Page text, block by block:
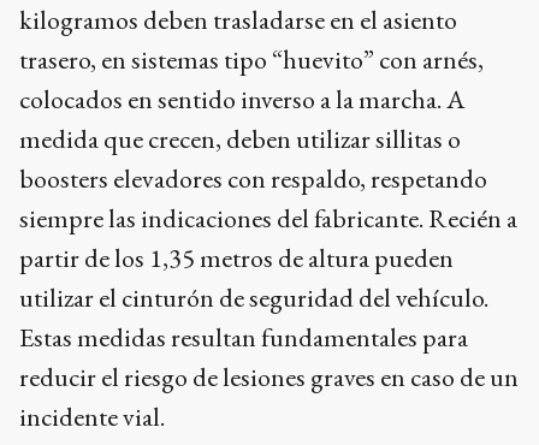
kilogramos deben trasladarse en el asiento
trasero, en sistemas tipo “huevito” con arnés,
colocados en sentido inverso a la marcha. A
medida que crecen, deben utilizar sillitas o
boosters elevadores con respaldo, respetando
siempre las indicaciones del fabricante. Recién a
partir de los 1,35 metros de altura pueden
utilizar el cinturón de seguridad del vehículo.
Estas medidas resultan fundamentales para
reducir el riesgo de lesiones graves en caso de un
incidente vial.